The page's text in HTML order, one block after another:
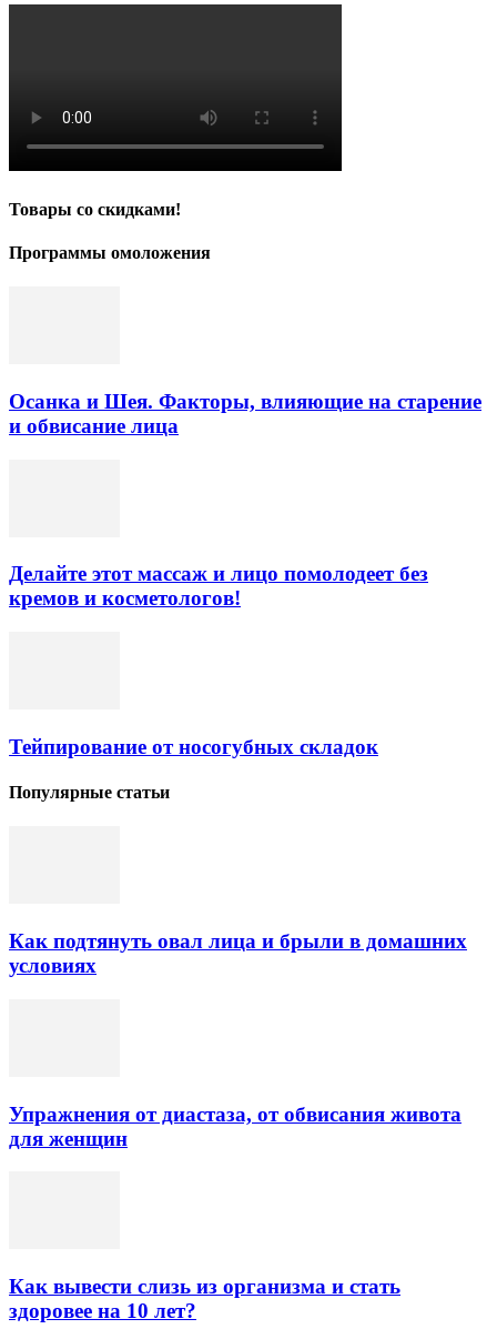
Товары со скидками!
Программы омоложения
Осанка и Шея. Факторы, влияющие на старение
и обвисание лица
Делайте этот массаж и лицо помолодеет без
кремов и косметологов!
Тейпирование от носогубных складок
Популярные статьи
Как подтянуть овал лица и брыли в домашних
условиях
Упражнения от диастаза, от обвисания живота
для женщин
Как вывести слизь из организма и стать
здоровее на 10 лет?